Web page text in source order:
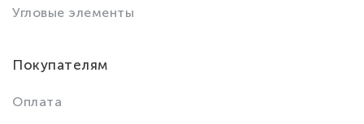
Угловые элементы
Покупателям
Оплата